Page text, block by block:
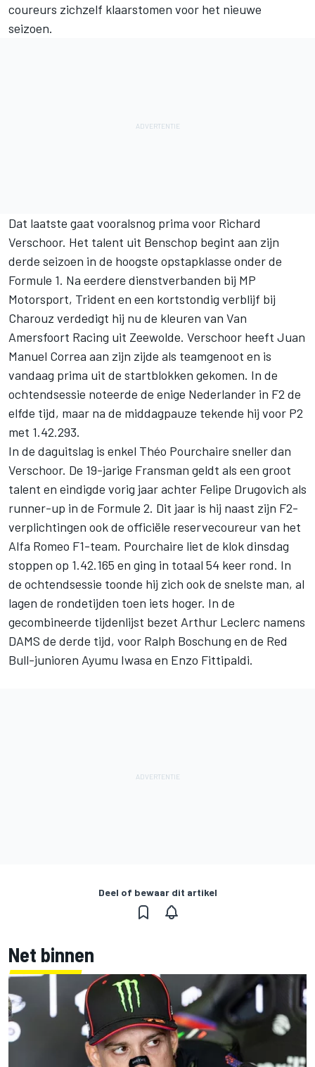
coureurs zichzelf klaarstomen voor het nieuwe
seizoen.
Dat laatste gaat vooralsnog prima voor Richard
Verschoor. Het talent uit Benschop begint aan zijn
derde seizoen in de hoogste opstapklasse onder de
Formule 1. Na eerdere dienstverbanden bij MP
Motorsport, Trident en een kortstondig verblijf bij
Charouz verdedigt hij nu de kleuren van Van
Amersfoort Racing uit Zeewolde. Verschoor heeft Juan
Manuel Correa aan zijn zijde als teamgenoot en is
vandaag prima uit de startblokken gekomen. In de
ochtendsessie noteerde de enige Nederlander in F2 de
elfde tijd, maar na de middagpauze tekende hij voor P2
met 1.42.293.
In de daguitslag is enkel Théo Pourchaire sneller dan
Verschoor. De 19-jarige Fransman geldt als een groot
talent en eindigde vorig jaar achter Felipe Drugovich als
runner-up in de Formule 2. Dit jaar is hij naast zijn F2-
verplichtingen ook de officiële reservecoureur van het
Alfa Romeo F1-team. Pourchaire liet de klok dinsdag
stoppen op 1.42.165 en ging in totaal 54 keer rond. In
de ochtendsessie toonde hij zich ook de snelste man, al
lagen de rondetijden toen iets hoger. In de
gecombineerde tijdenlijst bezet Arthur Leclerc namens
DAMS de derde tijd, voor Ralph Boschung en de Red
Bull-junioren Ayumu Iwasa en Enzo Fittipaldi.
Deel of bewaar dit artikel
Net binnen